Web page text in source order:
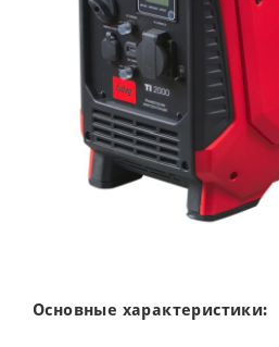
Основные характеристики: